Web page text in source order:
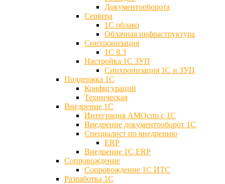
Документооборота
Сервера
1С облако
Облачная инфраструктура
Синхронизация
1С 8.3
Настройка 1С ЗУП
Синхронизация 1С и ЗУП
Поддержка 1С
Конфигураций
Техническая
Внедрение 1С
Интеграция AMOcrm с 1C
Внедрение документооборот 1С
Специалист по внедрению
ERP
Внедрение 1С ERP
Cопровождение
Cопровождение 1С ИТС
Разработка 1C